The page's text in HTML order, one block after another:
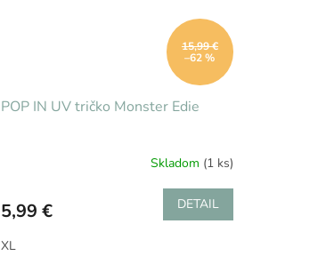
15,99 €
–62 %
POP IN UV tričko Monster Edie
Skladom (1 ks)
5,99 € DETAIL
XL